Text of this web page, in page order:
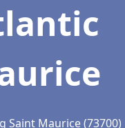
Maurice (73700)